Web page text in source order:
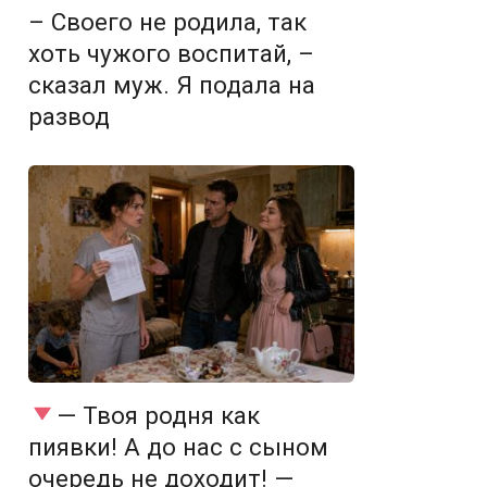
– Своего не родила, так
хоть чужого воспитай, –
сказал муж. Я подала на
развод
— Твоя родня как
пиявки! А до нас с сыном
очередь не доходит! —